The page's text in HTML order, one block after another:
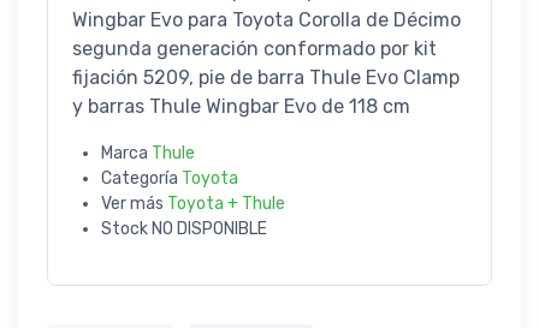
Wingbar Evo para Toyota Corolla de Décimo
segunda generación conformado por kit
fijación 5209, pie de barra Thule Evo Clamp
y barras Thule Wingbar Evo de 118 cm
Marca Thule
Categoría Toyota
Ver más Toyota + Thule
Stock NO DISPONIBLE